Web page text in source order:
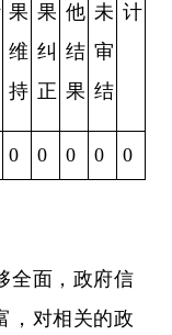
果
维
持
果
纠
正
他
结
果
未
审
结
计
0 0 0 0 0
面，政府信
， 对相关的政